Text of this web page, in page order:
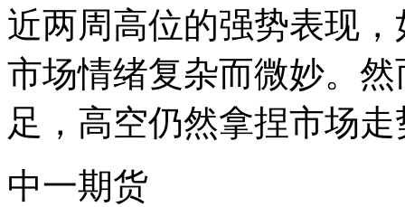
近两周高位的强势表现
市场情绪复杂而微妙。
足，高空仍然拿捏市场
中一期货